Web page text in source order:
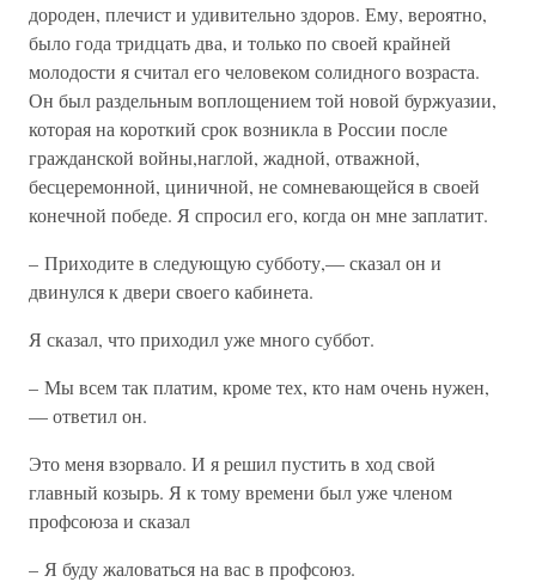
дороден, плечист и удивительно здоров. Ему, вероятно,
было года тридцать два, и только по своей крайней
молодости я считал его человеком солидного возраста.
Он был раздельным воплощением той новой буржуазии,
которая на короткий срок возникла в России после
гражданской войны,наглой, жадной, отважной,
бесцеремонной, циничной, не сомневающейся в своей
конечной победе. Я спросил его, когда он мне заплатит.
– Приходите в следующую субботу,— сказал он и
двинулся к двери своего кабинета.
Я сказал, что приходил уже много суббот.
– Мы всем так платим, кроме тех, кто нам очень нужен,
— ответил он.
Это меня взорвало. И я решил пустить в ход свой
главный козырь. Я к тому времени был уже членом
профсоюза и сказал
– Я буду жаловаться на вас в профсоюз.